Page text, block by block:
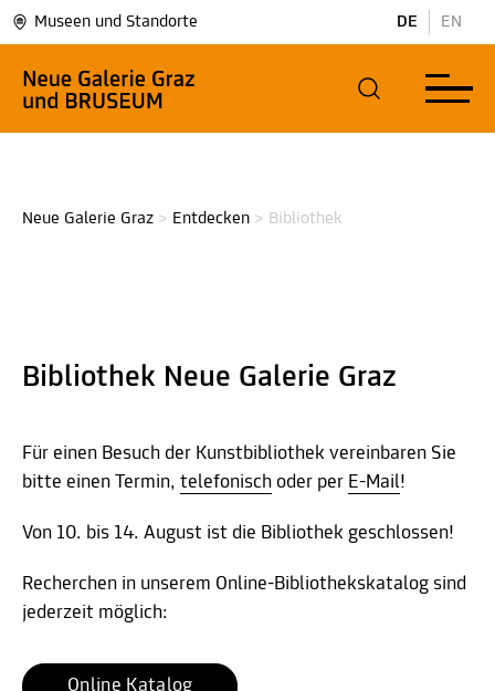
Museen und Standorte DE EN
Neue Galerie Graz > Entdecken > Bibliothek
Bibliothek Neue Galerie Graz
Für einen Besuch der Kunstbibliothek vereinbaren Sie
bitte einen Termin, telefonisch oder per E-Mail!
Von 10. bis 14. August ist die Bibliothek geschlossen!
Recherchen in unserem Online-Bibliothekskatalog sind
jederzeit möglich:
Online Katalog